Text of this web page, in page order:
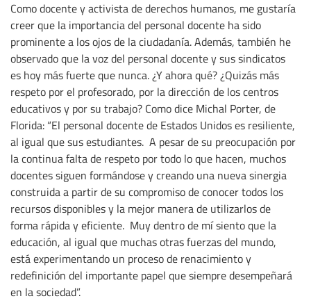
Como docente y activista de derechos humanos, me gustaría
creer que la importancia del personal docente ha sido
prominente a los ojos de la ciudadanía. Además, también he
observado que la voz del personal docente y sus sindicatos
es hoy más fuerte que nunca. ¿Y ahora qué? ¿Quizás más
respeto por el profesorado, por la dirección de los centros
educativos y por su trabajo? Como dice Michal Porter, de
Florida: “El personal docente de Estados Unidos es resiliente,
al igual que sus estudiantes. A pesar de su preocupación por
la continua falta de respeto por todo lo que hacen, muchos
docentes siguen formándose y creando una nueva sinergia
construida a partir de su compromiso de conocer todos los
recursos disponibles y la mejor manera de utilizarlos de
forma rápida y eficiente. Muy dentro de mí siento que la
educación, al igual que muchas otras fuerzas del mundo,
está experimentando un proceso de renacimiento y
redefinición del importante papel que siempre desempeñará
en la sociedad”.